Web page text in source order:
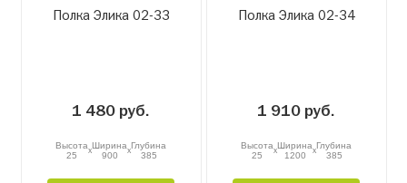
Полка Элика 02-33
1 480 руб.
Высота
25
xШирина
900
xГлубина
385
Полка Элика 02-34
1 910 руб.
Высота
25
xШирина
1200
xГлубина
385